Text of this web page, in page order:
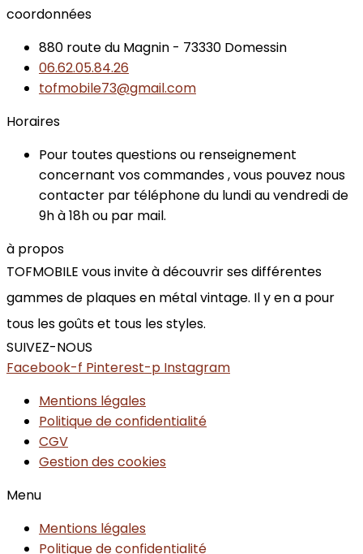
coordonnées
880 route du Magnin - 73330 Domessin
06.62.05.84.26
tofmobile73@gmail.com
Horaires
Pour toutes questions ou renseignement
concernant vos commandes , vous pouvez nous
contacter par téléphone du lundi au vendredi de
9h à 18h ou par mail.
à propos
TOFMOBILE vous invite à découvrir ses différentes
gammes de plaques en métal vintage. Il y en a pour
tous les goûts et tous les styles.
SUIVEZ-NOUS
Facebook-f Pinterest-p Instagram
Mentions légales
Politique de confidentialité
CGV
Gestion des cookies
Menu
Mentions légales
Politique de confidentialité